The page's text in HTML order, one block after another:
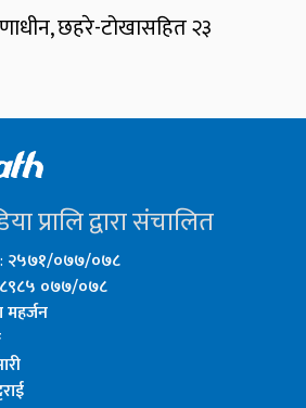
छहरे-टोखासहित २३
प्रालि द्वारा संचालित
२५७१/०७७/०७८
०७७/०७८
महर्जन